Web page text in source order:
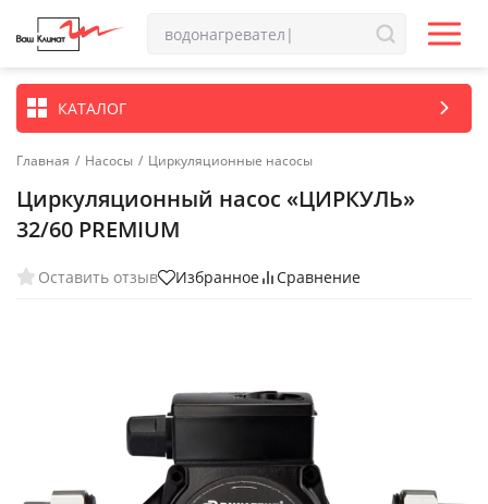
КАТАЛОГ
Главная / Насосы / Циркуляционные насосы
Циркуляционный насос «ЦИРКУЛЬ»
32/60 PREMIUM
Оставить отзыв Избранное Сравнение